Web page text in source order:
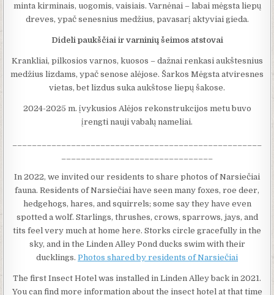
minta kirminais, uogomis, vaisiais. Varnėnai – labai mėgsta liepų
dreves, ypač senesnius medžius, pavasarį aktyviai gieda.
Dideli paukščiai ir varninių šeimos atstovai
Krankliai, pilkosios varnos, kuosos – dažnai renkasi aukštesnius
medžius lizdams, ypač senose alėjose. Šarkos Mėgsta atviresnes
vietas, bet lizdus suka aukštose liepų šakose.
2024-2025 m. įvykusios Alėjos rekonstrukcijos metu buvo
įrengti nauji vabalų nameliai.
In 2022, we invited our residents to share photos of Narsiečiai
fauna. Residents of Narsiečiai have seen many foxes, roe deer,
hedgehogs, hares, and squirrels; some say they have even
spotted a wolf. Starlings, thrushes, crows, sparrows, jays, and
tits feel very much at home here. Storks circle gracefully in the
sky, and in the Linden Alley Pond ducks swim with their
ducklings. Photos shared by residents of Narsiečiai
The first Insect Hotel was installed in Linden Alley back in 2021.
You can find more information about the insect hotel at that time